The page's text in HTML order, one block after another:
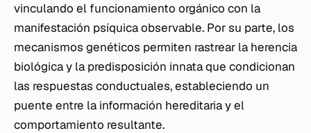
vinculando el funcionamiento orgánico con la
manifestación psíquica observable. Por su parte, los
mecanismos genéticos permiten rastrear la herencia
biológica y la predisposición innata que condicionan
las respuestas conductuales, estableciendo un
puente entre la información hereditaria y el
comportamiento resultante.